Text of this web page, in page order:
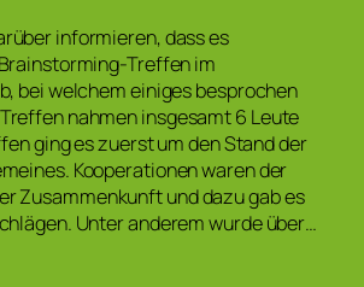
informieren, dass es
Treffen im
bei welchem einiges besprochen
nahmen insgesamt 6 Leute
ging es zuerst um den Stand der
Kooperationen waren der
Zusammenkunft und dazu gab es
Unter anderem wurde über…